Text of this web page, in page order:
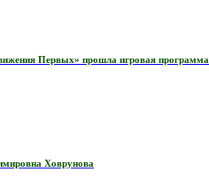
Первых» прошла игровая программа
Ховрунова